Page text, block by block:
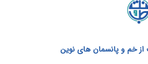
خم و پانسمان های نوین